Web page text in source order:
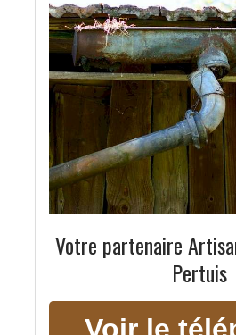
Votre partenaire
Pertuis